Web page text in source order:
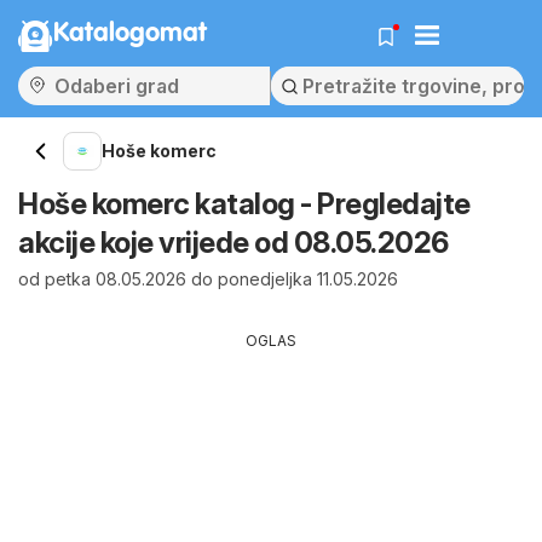
Katalogomat
Hoše komerc
Hoše komerc katalog - Pregledajte
akcije koje vrijede od 08.05.2026
od petka 08.05.2026 do ponedjeljka 11.05.2026
OGLAS